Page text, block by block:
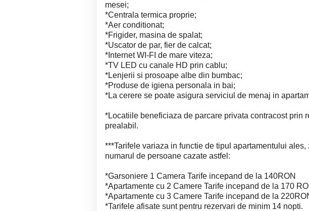
mesei;
*Centrala termica proprie;
*Aer conditionat;
*Frigider, masina de spalat;
*Uscator de par, fier de calcat;
*Internet WI-FI de mare viteza;
*TV LED cu canale HD prin cablu;
*Lenjerii si prosoape albe din bumbac;
*Produse de igiena personala in bai;
*La cerere se poate asigura serviciul de menaj in
*Locatiile beneficiaza de parcare privata contracost prin
prealabil.
***Tarifele variaza in functie de tipul apartamentului
numarul de persoane cazate astfel:
*Garsoniere 1 Camera Tarife incepand de la 140RON
*Apartamente cu 2 Camere Tarife incepand de la 170
*Apartamente cu 3 Camere Tarife incepand de la
*Tarifele afisate sunt pentru rezervari de minim 14 nopti.